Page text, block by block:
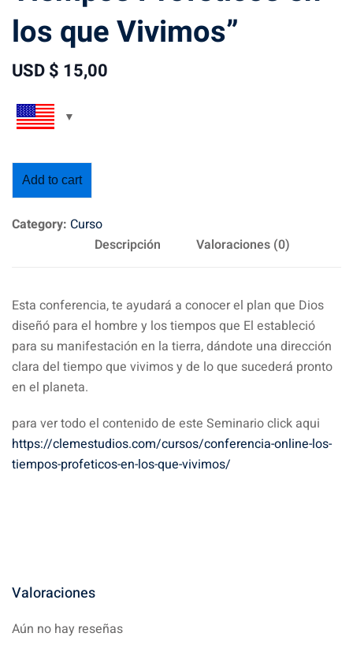
los que Vivimos”
USD $ 15,00
Add to cart
Category: Curso
Descripción
Valoraciones (0)
Esta conferencia, te ayudará a conocer el plan que Dios
diseñó para el hombre y los tiempos que El estableció
para su manifestación en la tierra, dándote una dirección
clara del tiempo que vivimos y de lo que sucederá pronto
en el planeta.
para ver todo el contenido de este Seminario click aqui
https://clemestudios.com/cursos/conferencia-online-los-
tiempos-profeticos-en-los-que-vivimos/
Valoraciones
Aún no hay reseñas